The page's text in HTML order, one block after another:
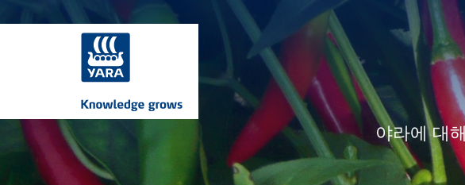
야라에 대해